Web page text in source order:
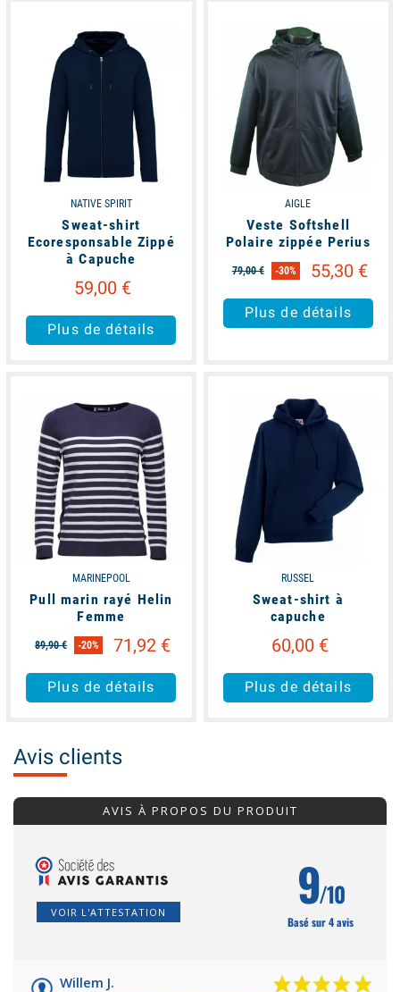
NATIVE SPIRIT
Sweat-shirt
Ecoresponsable Zippé
à Capuche
59,00 €
Plus de détails
AIGLE
Veste Softshell
Polaire zippée Perius
79,00 € -30% 55,30 €
Plus de détails
MARINEPOOL
Pull marin rayé Helin
Femme
89,90 € -20% 71,92 €
Plus de détails
RUSSEL
Sweat-shirt à
capuche
60,00 €
Plus de détails
Avis clients
AVIS À PROPOS DU PRODUIT
VOIR L'ATTESTATION 9/10
Basé sur 4 avis
Willem J.